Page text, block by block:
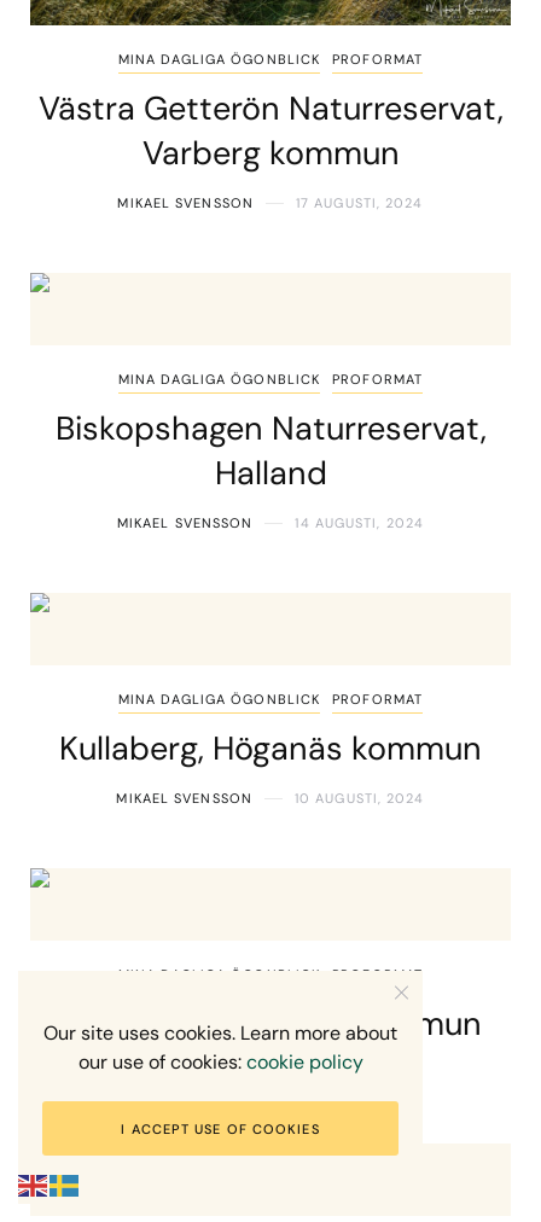
MINA DAGLIGA ÖGONBLICK PROFORMAT
Västra Getterön Naturreservat,
Varberg kommun
MIKAEL SVENSSON 17 AUGUSTI, 2024
MINA DAGLIGA ÖGONBLICK PROFORMAT
Biskopshagen Naturreservat,
Halland
MIKAEL SVENSSON 14 AUGUSTI, 2024
MINA DAGLIGA ÖGONBLICK PROFORMAT
Kullaberg, Höganäs kommun
MIKAEL SVENSSON 10 AUGUSTI, 2024
MINA DAGLIGA ÖGONBLICK PROFORMAT
Kullaberg, Höganäs kommun
MIKAEL SVENSSON 9 AUGUSTI, 2024
Our site uses cookies. Learn more about
our use of cookies:cookie policy
I ACCEPT USE OF COOKIES